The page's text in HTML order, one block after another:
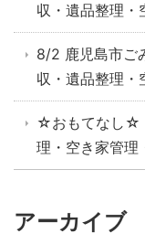
収・遺品整理・
8/2 鹿児島市ご
収・遺品整理・
☆おもてなし☆
理・空き家管理
アーカイブ